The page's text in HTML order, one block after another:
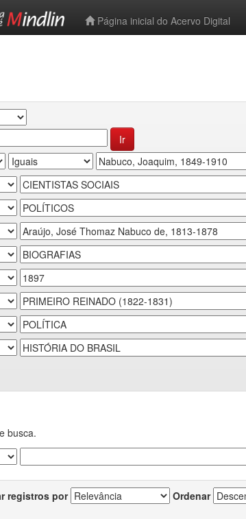
Página inicial do Acervo Digital
busca.
registros por Ordenar